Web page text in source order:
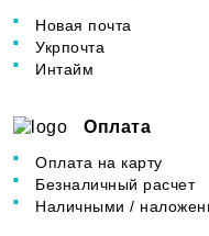
Новая почта
Укрпочта
Интайм
Оплата
Оплата на карту
Безналичный расчет
Наличными /